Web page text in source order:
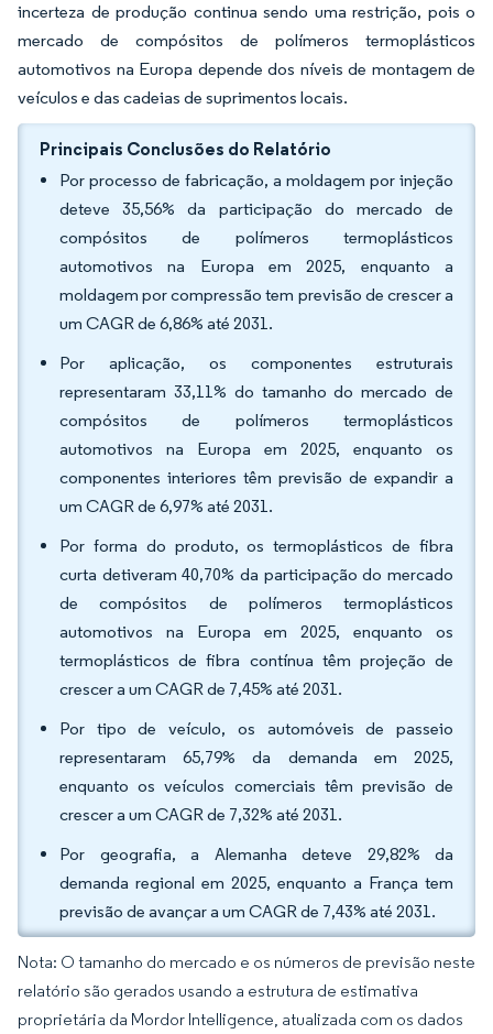
incerteza de produção continua sendo uma restrição, pois o
mercado de compósitos de polímeros termoplásticos
automotivos na Europa depende dos níveis de montagem de
veículos e das cadeias de suprimentos locais.
Principais Conclusões do Relatório
Por processo de fabricação, a moldagem por injeção
deteve 35,56% da participação do mercado de
compósitos de polímeros termoplásticos
automotivos na Europa em 2025, enquanto a
moldagem por compressão tem previsão de crescer a
um CAGR de 6,86% até 2031.
Por aplicação, os componentes estruturais
representaram 33,11% do tamanho do mercado de
compósitos de polímeros termoplásticos
automotivos na Europa em 2025, enquanto os
componentes interiores têm previsão de expandir a
um CAGR de 6,97% até 2031.
Por forma do produto, os termoplásticos de fibra
curta detiveram 40,70% da participação do mercado
de compósitos de polímeros termoplásticos
automotivos na Europa em 2025, enquanto os
termoplásticos de fibra contínua têm projeção de
crescer a um CAGR de 7,45% até 2031.
Por tipo de veículo, os automóveis de passeio
representaram 65,79% da demanda em 2025,
enquanto os veículos comerciais têm previsão de
crescer a um CAGR de 7,32% até 2031.
Por geografia, a Alemanha deteve 29,82% da
demanda regional em 2025, enquanto a França tem
previsão de avançar a um CAGR de 7,43% até 2031.
Nota: O tamanho do mercado e os números de previsão neste
relatório são gerados usando a estrutura de estimativa
proprietária da Mordor Intelligence, atualizada com os dados